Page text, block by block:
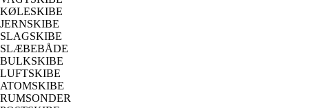
KØLESKIBE
JERNSKIBE
SLAGSKIBE
SLÆBEBÅDE
BULKSKIBE
LUFTSKIBE
ATOMSKIBE
RUMSONDER